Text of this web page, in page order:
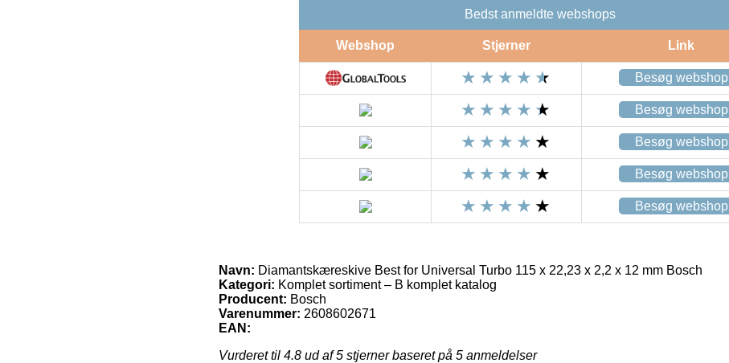
Bedst anmeldte webshops
Webshop Stjerner Link
Besøg webshop
Besøg webshop
Besøg webshop
Besøg webshop
Besøg webshop
Navn: Diamantskæreskive Best for Universal Turbo 115 x 22,23 x 2,2 x 12 mm Bosch
Kategori: Komplet sortiment – B komplet katalog
Producent: Bosch
Varenummer: 2608602671
EAN:
Vurderet til 4.8 ud af 5 stjerner baseret på 5 anmeldelser